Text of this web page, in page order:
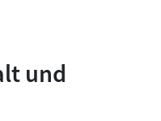
und